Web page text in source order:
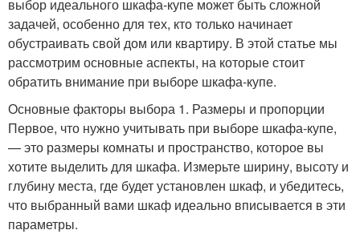
выбор идеального шкафа-купе может быть сложной
задачей, особенно для тех, кто только начинает
обустраивать свой дом или квартиру. В этой статье мы
рассмотрим основные аспекты, на которые стоит
обратить внимание при выборе шкафа-купе.
Основные факторы выбора 1. Размеры и пропорции
Первое, что нужно учитывать при выборе шкафа-купе,
— это размеры комнаты и пространство, которое вы
хотите выделить для шкафа. Измерьте ширину, высоту и
глубину места, где будет установлен шкаф, и убедитесь,
что выбранный вами шкаф идеально вписывается в эти
параметры.